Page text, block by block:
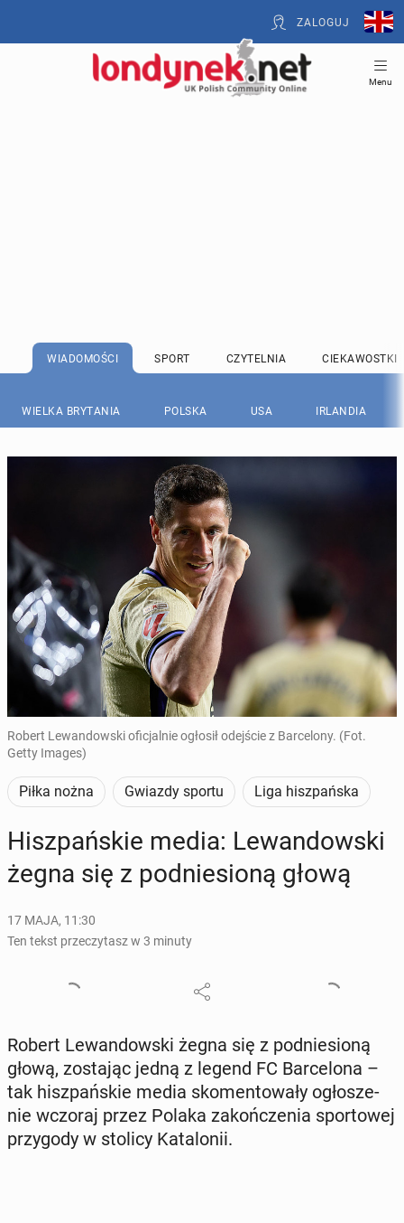
ZALOGUJ
Menu
WIADOMOŚCI SPORT CZYTELNIA CIEKAWOSTKI
WIELKA BRYTANIA POLSKA USA IRLANDIA
Robert Lewandowski oficjalnie ogłosił odejście z Barcelony. (Fot.
Getty Images)
Piłka nożna Gwiazdy sportu Liga hiszpańska
Hisz­pań­skie media: Le­wan­dow­ski
żegna się z pod­nie­sio­ną głową
17 MAJA, 11:30
Ten tekst przeczytasz w 3 minuty
Robert Le­wan­dow­ski żegna się z pod­nie­sio­ną
głową, zo­sta­jąc jedną z legend FC Bar­ce­lo­na –
tak hisz­pań­skie media sko­men­to­wa­ły ogło­sze­
nie wczoraj przez Polaka za­koń­cze­nia spor­to­wej
przy­go­dy w stolicy Ka­ta­lo­nii.